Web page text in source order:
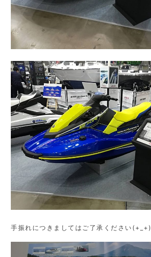
手振れにつきましてはご了承ください(+_+)